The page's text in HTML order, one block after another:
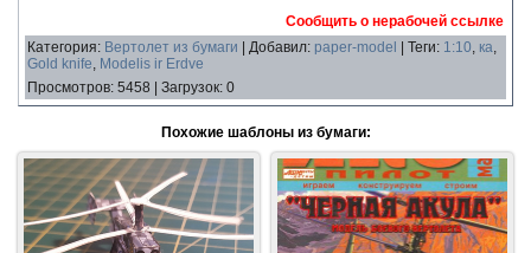
Сообщить о нерабочей ссылке
Категория: Вертолет из бумаги Добавил: paper-model Теги: 1:10, ка,
Gold knife, Modelis ir Erdve
Просмотров: 5458 Загрузок: 0
Похожие шаблоны из бумаги: